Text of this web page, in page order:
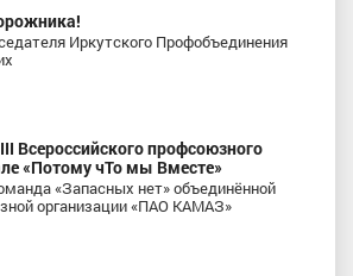
Иркутского Профобъединения
Всероссийского профсоюзного
«Потому чТо мы Вместе»
«Запасных нет» объединённой
организации «ПАО КАМАЗ»